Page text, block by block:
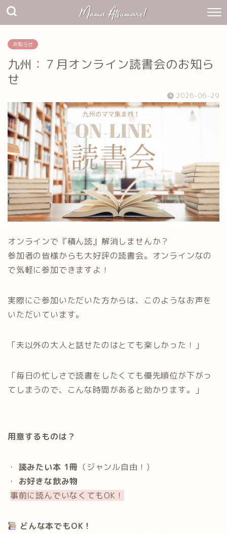
お知らせ
九州：７月オンライン読書会のお知ら
せ
2026-06-29
オンラインで『積ん読』解消しませんか？
参加者の皆様からも大好評の読書会。オンラインなの
で気軽に参加できますよ！
実際にご参加いただいた方からは、このようなお声を
いただいています。
「夫以外の大人と話せたのはとても楽しかった！」
「毎日の忙しさで読書をしたくても優先順位が下がっ
てしまうので、こんな時間があると助かります。」
用意するものは？
・ 読みたい本 1冊 （ジャンル自由！）
・ お好きな飲み物
事前に読んでいなくてもOK！
どんな本でもOK！